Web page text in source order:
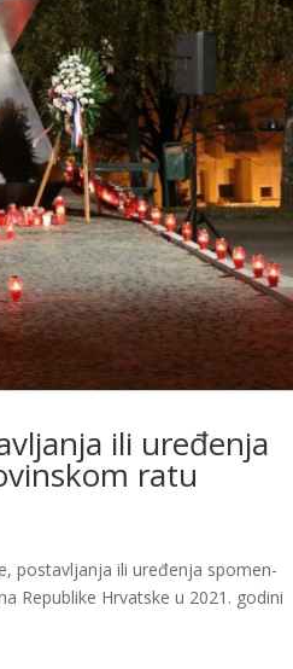
ili uređenja
ratu
postavljanja ili uređenja spomen-
Republike Hrvatske u 2021. godini